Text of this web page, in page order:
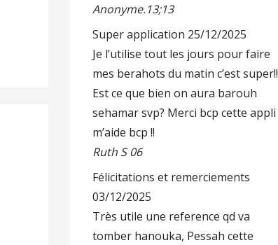
Anonyme.13;13
Super application 25/12/2025
Je l’utilise tout les jours pour faire
mes berahots du matin c’est super!!
Est ce que bien on aura barouh
sehamar svp? Merci bcp cette appli
m’aide bcp !!
Ruth S 06
Félicitations et remerciements
03/12/2025
Très utile une reference qd va
tomber hanouka, Pessah cette